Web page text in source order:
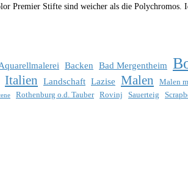
Premier Stifte sind weicher als die
Backen Bad Mergentheim
Italien Landschaft Lazise Malen Malen
Rothenburg o.d. Tauber Rovinj Sauerteig